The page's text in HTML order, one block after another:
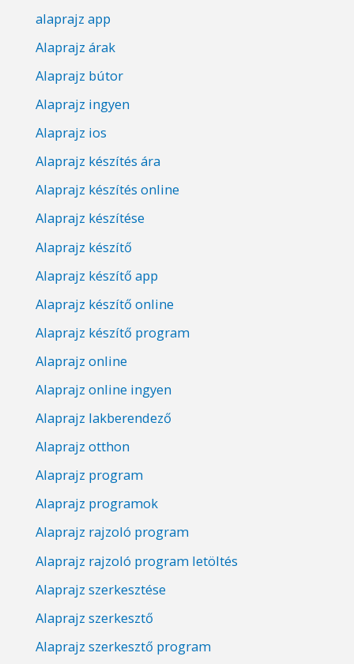
alaprajz app
Alaprajz árak
Alaprajz bútor
Alaprajz ingyen
Alaprajz ios
Alaprajz készítés ára
Alaprajz készítés online
Alaprajz készítése
Alaprajz készítő
Alaprajz készítő app
Alaprajz készítő online
Alaprajz készítő program
Alaprajz online
Alaprajz online ingyen
Alaprajz lakberendező
Alaprajz otthon
Alaprajz program
Alaprajz programok
Alaprajz rajzoló program
Alaprajz rajzoló program letöltés
Alaprajz szerkesztése
Alaprajz szerkesztő
Alaprajz szerkesztő program